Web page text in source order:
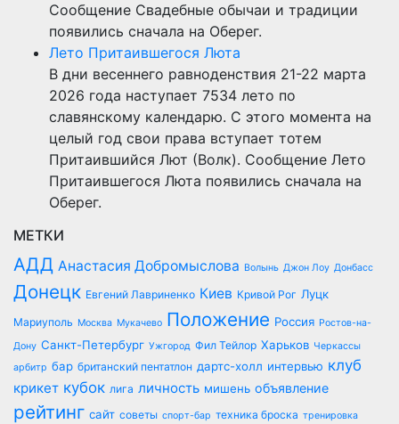
Сообщение Свадебные обычаи и традиции
появились сначала на Оберег.
Лето Притаившегося Люта
В дни весеннего равноденствия 21-22 марта
2026 года наступает 7534 лето по
славянскому календарю. С этого момента на
целый год свои права вступает тотем
Притаившийся Лют (Волк). Сообщение Лето
Притаившегося Люта появились сначала на
Оберег.
МЕТКИ
АДД Анастасия Добромыслова Волынь Джон Лоу Донбасс
Донецк Евгений Лавриненко Киев Кривой Рог Луцк
Мариуполь Москва Мукачево Положение Россия Ростов-на-
Дону Санкт-Петербург Ужгород Фил Тейлор Харьков Черкассы
арбитр бар британский пентатлон дартс-холл интервью клуб
крикет кубок лига личность мишень объявление
рейтинг сайт советы спорт-бар техника броска тренировка